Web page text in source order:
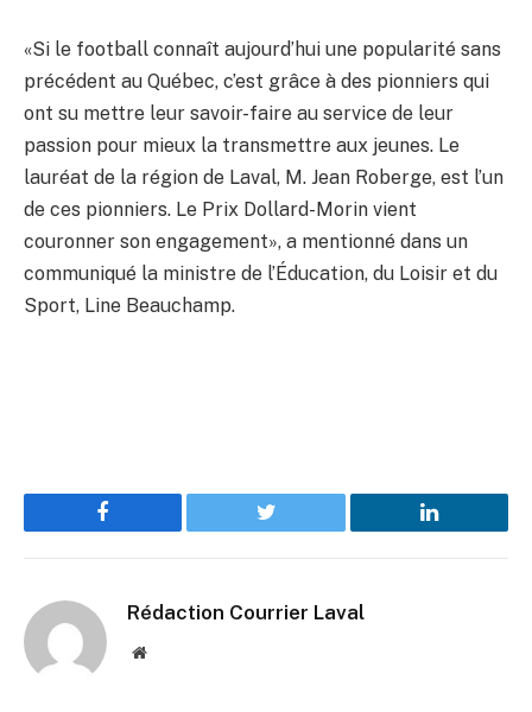
«Si le football connaît aujourd’hui une popularité sans
précédent au Québec, c’est grâce à des pionniers qui
ont su mettre leur savoir-faire au service de leur
passion pour mieux la transmettre aux jeunes. Le
lauréat de la région de Laval, M. Jean Roberge, est l’un
de ces pionniers. Le Prix Dollard-Morin vient
couronner son engagement», a mentionné dans un
communiqué la ministre de l’Éducation, du Loisir et du
Sport, Line Beauchamp.
Facebook Twitter LinkedIn
Rédaction Courrier Laval
Website